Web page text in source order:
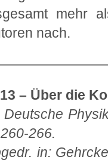
mehr
nach.
– Über die
Deutsche
266.
in: